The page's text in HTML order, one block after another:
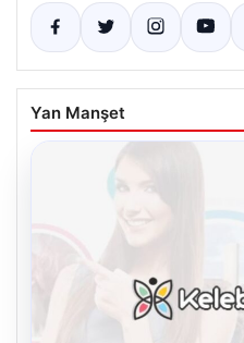
Yan Manşet